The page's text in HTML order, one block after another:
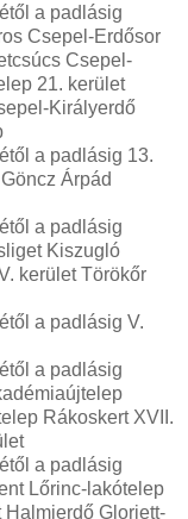
a padlásig
Csepel-Erdősor
Csepel-
21. kerület
Királyerdő
a padlásig 13.
Árpád
a padlásig
Kiszugló
kerület Törökőr
a padlásig V.
a padlásig
Rákoskert XVII.
a padlásig
Lőrinc-lakótelep
Halmierdő Gloriett-